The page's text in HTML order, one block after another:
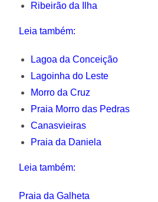
Ribeirão da Ilha
Leia também:
Lagoa da Conceição
Lagoinha do Leste
Morro da Cruz
Praia Morro das Pedras
Canasvieiras
Praia da Daniela
Leia também:
Praia da Galheta